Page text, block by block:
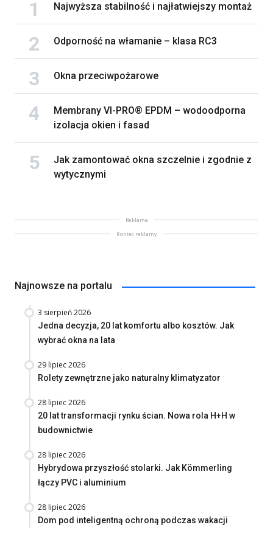
Najwyższa stabilność i najłatwiejszy montaż
Odporność na włamanie – klasa RC3
Okna przeciwpożarowe
Membrany VI-PRO® EPDM – wodoodporna
izolacja okien i fasad
Jak zamontować okna szczelnie i zgodnie z
wytycznymi
Reklama
Koniec reklamy
Najnowsze na portalu
3 sierpień 2026
Jedna decyzja, 20 lat komfortu albo kosztów. Jak
wybrać okna na lata
29 lipiec 2026
Rolety zewnętrzne jako naturalny klimatyzator
28 lipiec 2026
20 lat transformacji rynku ścian. Nowa rola H+H w
budownictwie
28 lipiec 2026
Hybrydowa przyszłość stolarki. Jak Kömmerling
łączy PVC i aluminium
28 lipiec 2026
Dom pod inteligentną ochroną podczas wakacji